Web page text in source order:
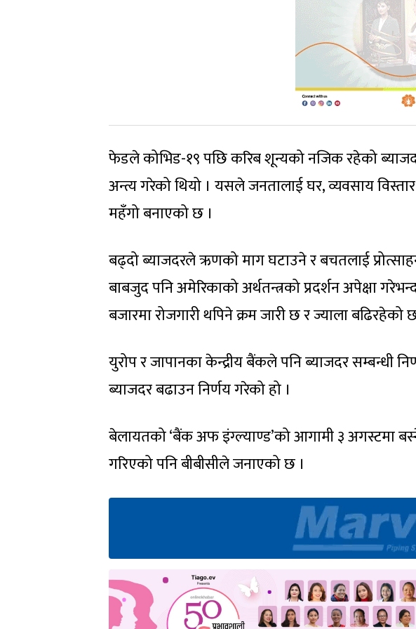
फेडले कोभिड-१९ पछि करिब शून्यको नजिक रहेको
अन्त्य गरेको थियो । यसले जनतालाई घर, व्यवसाय
महँगो बनाएको छ ।
बढ्दो ब्याजदरले ऋणको माग घटाउने र बचतलाई
बाबजुद पनि अमेरिकाको अर्थतन्त्रको प्रदर्शन अपेक्षा
बजारमा रोजगारी थपिने क्रम जारी छ र ज्याला
युरोप र जापानका केन्द्रीय बैंकले पनि ब्याजदर सम्बन्धी
ब्याजदर बढाउन निर्णय गरेको हो ।
बेलायतको ‘बैंक अफ इंग्ल्याण्ड’को आगामी ३ अगस्टमा
गरिएको पनि बीबीसीले जनाएको छ ।